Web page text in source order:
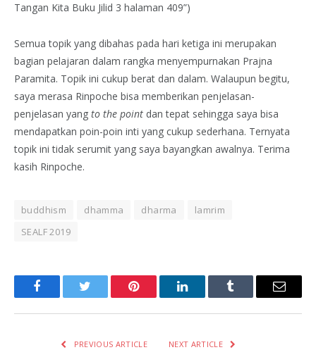
Tangan Kita Buku Jilid 3 halaman 409”)
Semua topik yang dibahas pada hari ketiga ini merupakan
bagian pelajaran dalam rangka menyempurnakan Prajna
Paramita. Topik ini cukup berat dan dalam. Walaupun begitu,
saya merasa Rinpoche bisa memberikan penjelasan-
penjelasan yang to the point dan tepat sehingga saya bisa
mendapatkan poin-poin inti yang cukup sederhana. Ternyata
topik ini tidak serumit yang saya bayangkan awalnya. Terima
kasih Rinpoche.
buddhism dhamma dharma
lamrim
SEALF 2019
FacebookTwitter Pinterest LinkedInTumblr Email
PREVIOUS ARTICLE NEXT ARTICLE